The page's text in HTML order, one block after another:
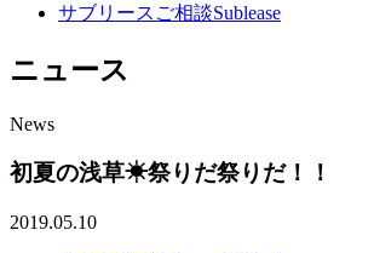
サブリースご相談Sublease
ニュース
News
初夏の浅草☀祭りだ祭りだ！！
2019.05.10